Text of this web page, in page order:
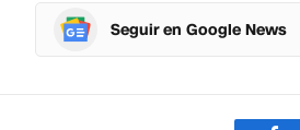
Seguir en Google News